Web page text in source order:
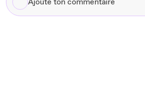
Ajoute
ton